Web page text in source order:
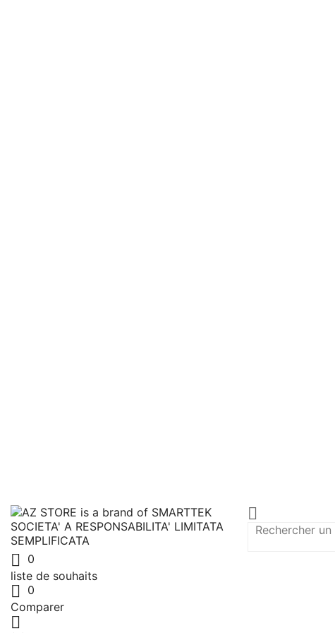


0
liste de souhaits

0
Comparer
